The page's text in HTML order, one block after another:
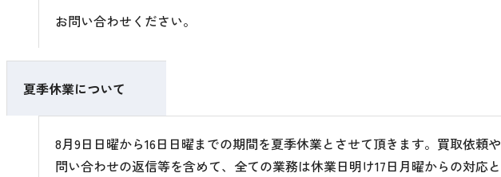
お問い合わせください。
夏季休業について
8月9日日曜から16日日曜までの期間を夏季休業とさせて頂きます。買取依頼や
問い合わせの返信等を含めて、全ての業務は休業日明け17日月曜からの対応と